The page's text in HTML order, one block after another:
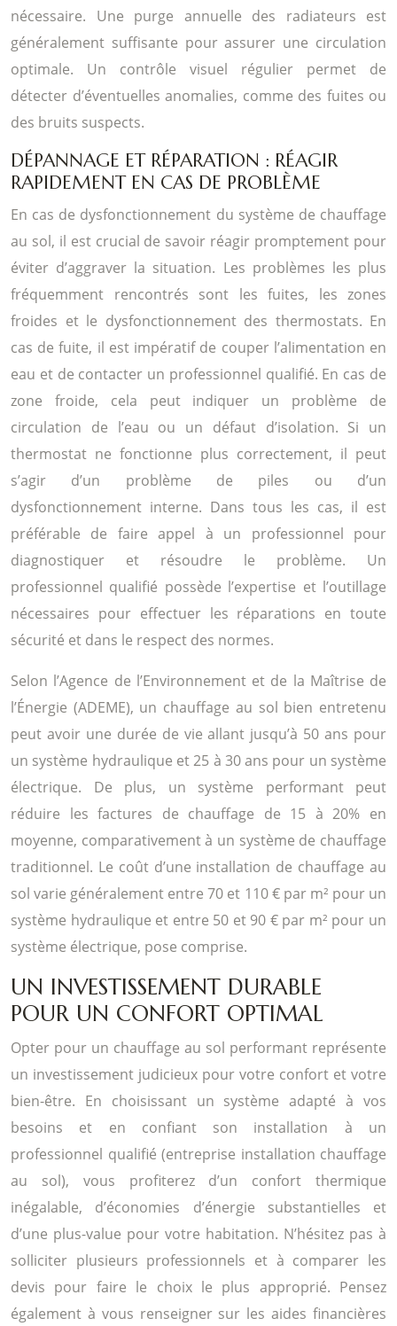
nécessaire. Une purge annuelle des radiateurs est
généralement suffisante pour assurer une circulation
optimale. Un contrôle visuel régulier permet de
détecter d’éventuelles anomalies, comme des fuites ou
des bruits suspects.
DÉPANNAGE ET RÉPARATION : RÉAGIR
RAPIDEMENT EN CAS DE PROBLÈME
En cas de dysfonctionnement du système de chauffage
au sol, il est crucial de savoir réagir promptement pour
éviter d’aggraver la situation. Les problèmes les plus
fréquemment rencontrés sont les fuites, les zones
froides et le dysfonctionnement des thermostats. En
cas de fuite, il est impératif de couper l’alimentation en
eau et de contacter un professionnel qualifié. En cas de
zone froide, cela peut indiquer un problème de
circulation de l’eau ou un défaut d’isolation. Si un
thermostat ne fonctionne plus correctement, il peut
s’agir d’un problème de piles ou d’un
dysfonctionnement interne. Dans tous les cas, il est
préférable de faire appel à un professionnel pour
diagnostiquer et résoudre le problème. Un
professionnel qualifié possède l’expertise et l’outillage
nécessaires pour effectuer les réparations en toute
sécurité et dans le respect des normes.
Selon l’Agence de l’Environnement et de la Maîtrise de
l’Énergie (ADEME), un chauffage au sol bien entretenu
peut avoir une durée de vie allant jusqu’à 50 ans pour
un système hydraulique et 25 à 30 ans pour un système
électrique. De plus, un système performant peut
réduire les factures de chauffage de 15 à 20% en
moyenne, comparativement à un système de chauffage
traditionnel. Le coût d’une installation de chauffage au
sol varie généralement entre 70 et 110 € par m² pour un
système hydraulique et entre 50 et 90 € par m² pour un
système électrique, pose comprise.
UN INVESTISSEMENT DURABLE
POUR UN CONFORT OPTIMAL
Opter pour un chauffage au sol performant représente
un investissement judicieux pour votre confort et votre
bien-être. En choisissant un système adapté à vos
besoins et en confiant son installation à un
professionnel qualifié (entreprise installation chauffage
au sol), vous profiterez d’un confort thermique
inégalable, d’économies d’énergie substantielles et
d’une plus-value pour votre habitation. N’hésitez pas à
solliciter plusieurs professionnels et à comparer les
devis pour faire le choix le plus approprié. Pensez
également à vous renseigner sur les aides financières